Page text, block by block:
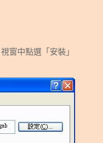
窗中點選「安裝 」